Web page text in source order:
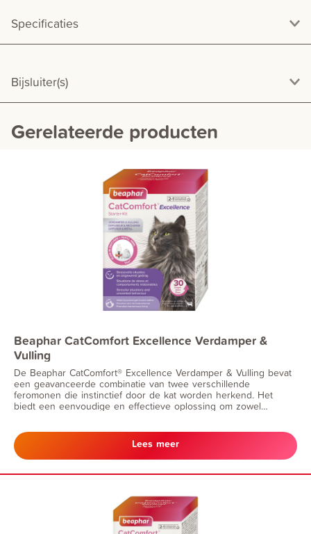
Specificaties
Bijsluiter(s)
Gerelateerde producten
Beaphar CatComfort Excellence Verdamper &
Vulling
De Beaphar CatComfort® Excellence Verdamper & Vulling bevat
een geavanceerde combinatie van twee verschillende
feromonen die instinctief door de kat worden herkend. Het
biedt een eenvoudige en effectieve oplossing om zowel
kittens te kalmeren.
Lees meer